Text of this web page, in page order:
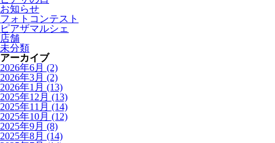
お知らせ
フォトコンテスト
ピアザマルシェ
店舗
未分類
アーカイブ
2026年6月 (2)
2026年3月 (2)
2026年1月 (13)
2025年12月 (13)
2025年11月 (14)
2025年10月 (12)
2025年9月 (8)
2025年8月 (14)